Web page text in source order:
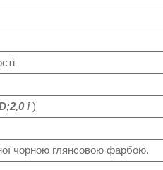
i)
чорною глянсовою фарбою.